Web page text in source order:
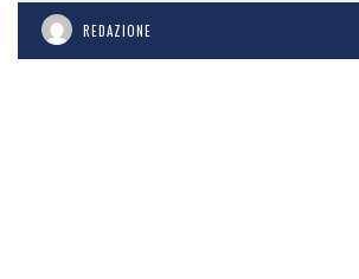
REDAZIONE